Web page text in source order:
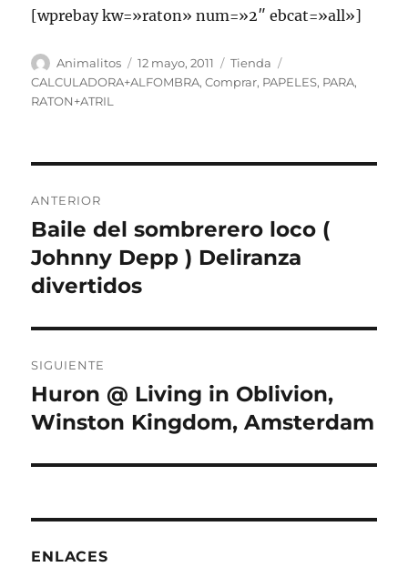
[wprebay kw=»raton» num=»2″ ebcat=»all»]
Autor
Animalitos
Publicado
el
12 mayo, 2011 Categorías
Tienda
CALCULADORA+ALFOMBRA,Comprar, PAPELES, PARA,
RATON+ATRIL
de
entradas
ANTERIOR
Entrada
anterior:
Baile del sombrerero loco (
Johnny Depp ) Deliranza
divertidos
SIGUIENTE
Entrada
siguiente:
Huron @ Living in Oblivion,
Winston Kingdom, Amsterdam
ENLACES